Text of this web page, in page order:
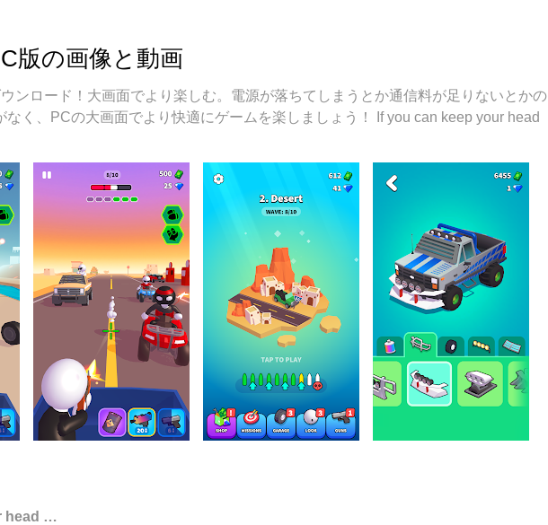
るでパソコンゲームみたい。マルチインスタンスで複数のゲームやアプリを同時に
版の画像と動画
ンロード！大画面でより楽しむ。電源が落ちてしまうとか通信料が足りないとかの
なく、PCの大画面でより快適にゲームを楽しましょう！ If you can keep your head
head …